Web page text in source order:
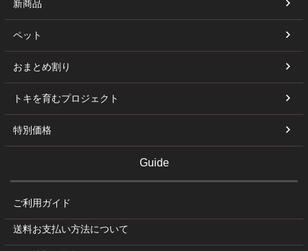
新商品
ペット
おまとめ割り
トキを育むプロジェクト
特別価格
Guide
ご利用ガイド
送料お支払い方法について